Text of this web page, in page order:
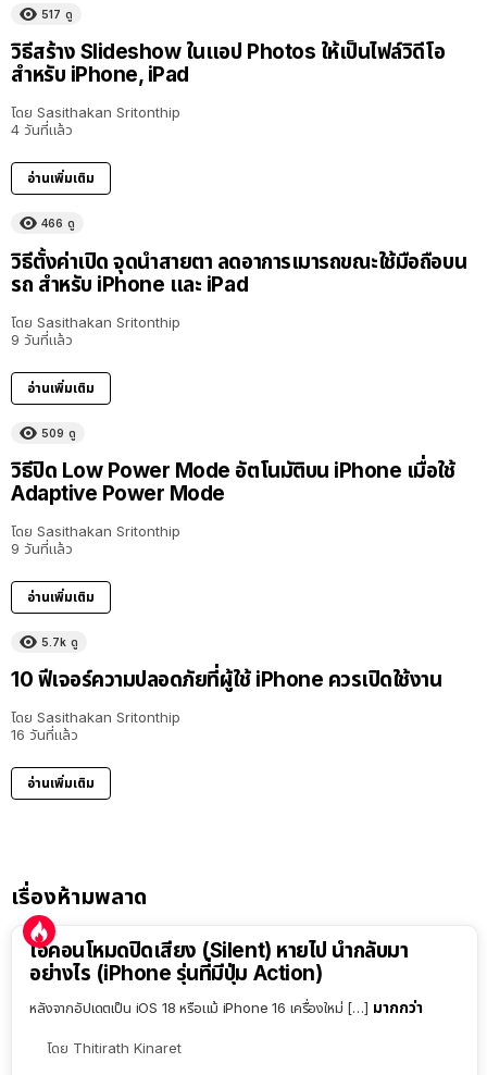
517 ดู
วิธีสร้าง Slideshow ในแอป Photos ให้เป็นไฟล์วิดีโอ
สำหรับ iPhone, iPad
โดย Sasithakan Sritonthip
4 วันที่แล้ว
อ่านเพิ่มเติม
466 ดู
วิธีตั้งค่าเปิด จุดนำสายตา ลดอาการเมารถขณะใช้มือถือบน
รถ สำหรับ iPhone และ iPad
โดย Sasithakan Sritonthip
9 วันที่แล้ว
อ่านเพิ่มเติม
509 ดู
วิธีปิด Low Power Mode อัตโนมัติบน iPhone เมื่อใช้
Adaptive Power Mode
โดย Sasithakan Sritonthip
9 วันที่แล้ว
อ่านเพิ่มเติม
5.7k ดู
10 ฟีเจอร์ความปลอดภัยที่ผู้ใช้ iPhone ควรเปิดใช้งาน
โดย Sasithakan Sritonthip
16 วันที่แล้ว
อ่านเพิ่มเติม
เรื่องห้ามพลาด
ไอคอนโหมดปิดเสียง (Silent) หายไป นำกลับมา
อย่างไร (iPhone รุ่นที่มีปุ่ม Action)
หลังจากอัปเดตเป็น iOS 18 หรือแม้ iPhone 16 เครื่องใหม่ […] มากกว่า
โดย Thitirath Kinaret